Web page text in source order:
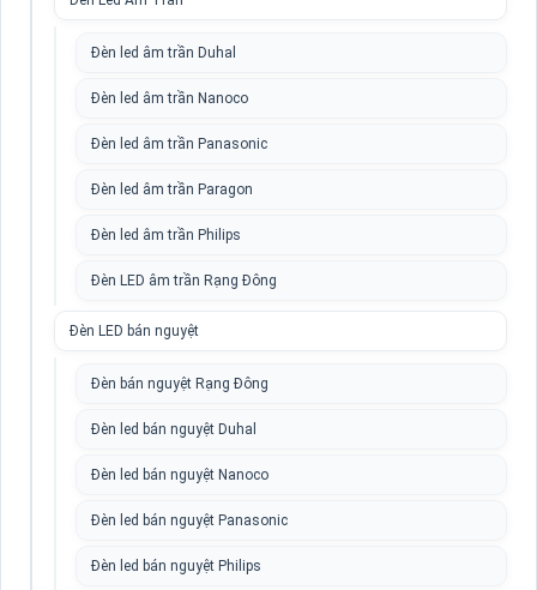
Đèn led âm trần Duhal
Đèn led âm trần Nanoco
Đèn led âm trần Panasonic
Đèn led âm trần Paragon
Đèn led âm trần Philips
Đèn LED âm trần Rạng Đông
Đèn LED bán nguyệt
Đèn bán nguyệt Rạng Đông
Đèn led bán nguyệt Duhal
Đèn led bán nguyệt Nanoco
Đèn led bán nguyệt Panasonic
Đèn led bán nguyệt Philips